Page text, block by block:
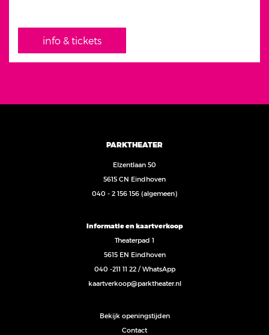
info & tickets
PARKTHEATER
Elzentlaan 50
5615 CN Eindhoven
040 - 2 156 156 (algemeen)
Informatie en kaartverkoop
Theaterpad 1
5615 EN Eindhoven
040 -211 11 22/WhatsApp
kaartverkoop@parktheater.nl
Bekijk openingstijden
Contact